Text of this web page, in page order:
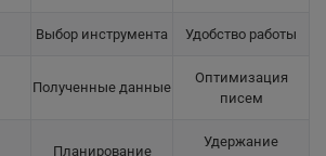
Выбор инструмента Удобство работы
Полученные данные
Оптимизация
писем
Планирование
Удержание